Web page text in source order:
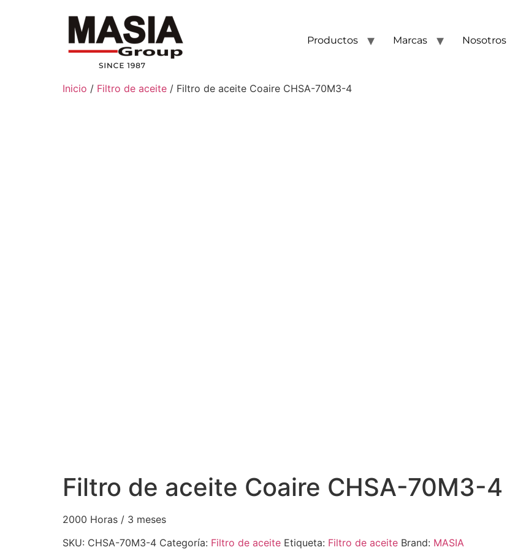
Productos Marcas Nosotros
Inicio / Filtro de aceite / Filtro de aceite Coaire CHSA-70M3-4
Filtro de aceite Coaire CHSA-70M3-4
2000 Horas / 3 meses
SKU: CHSA-70M3-4 Categoría: Filtro de aceite Etiqueta: Filtro de aceite Brand: MASIA